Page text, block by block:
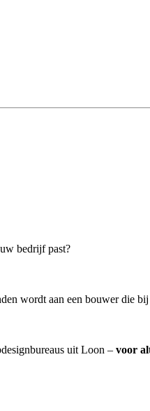
bedrijf past?
wordt aan een bouwer die bij
uit Loon – voor